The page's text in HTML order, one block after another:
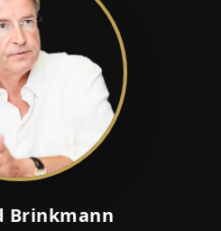
Brinkmann